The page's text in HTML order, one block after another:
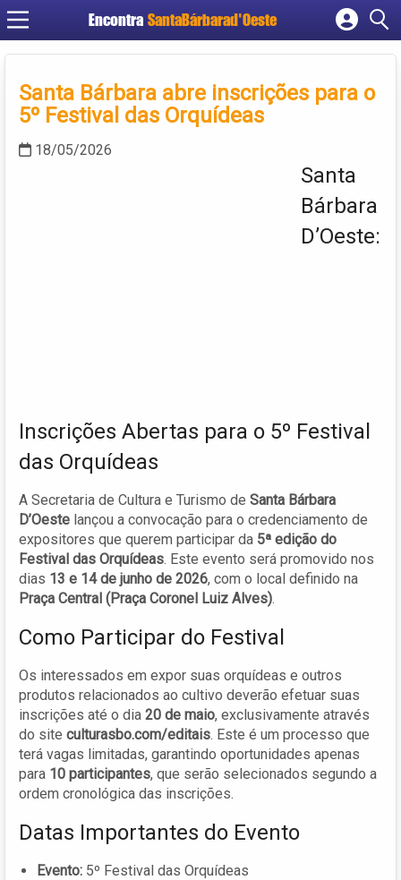
Encontra SantaBárbarad'Oeste
Cadastrar empresa
Criar conta
Santa Bárbara abre inscrições para o
5º Festival das Orquídeas
18/05/2026
Santa
Bárbara
D’Oeste:
Inscrições Abertas para o 5º Festival
das Orquídeas
A Secretaria de Cultura e Turismo de Santa Bárbara
D’Oeste lançou a convocação para o credenciamento de
expositores que querem participar da 5ª edição do
Festival das Orquídeas. Este evento será promovido nos
dias 13 e 14 de junho de 2026, com o local definido na
Praça Central (Praça Coronel Luiz Alves).
Como Participar do Festival
Os interessados em expor suas orquídeas e outros
produtos relacionados ao cultivo deverão efetuar suas
inscrições até o dia 20 de maio, exclusivamente através
do site culturasbo.com/editais. Este é um processo que
terá vagas limitadas, garantindo oportunidades apenas
para 10 participantes, que serão selecionados segundo a
ordem cronológica das inscrições.
Datas Importantes do Evento
Evento: 5º Festival das Orquídeas